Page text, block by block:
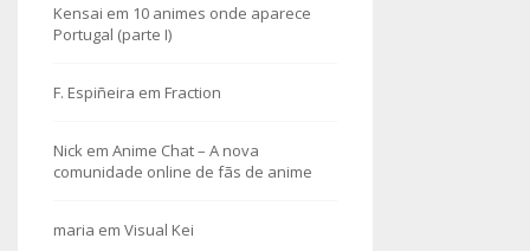
Kensai em 10 animes onde aparece
Portugal (parte I)
F. Espiñeira em Fraction
Nick em Anime Chat – A nova
comunidade online de fãs de anime
maria em Visual Kei